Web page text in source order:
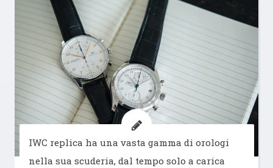
IWC replica ha una vasta gamma di orologi
nella sua scuderia, dal tempo solo a carica